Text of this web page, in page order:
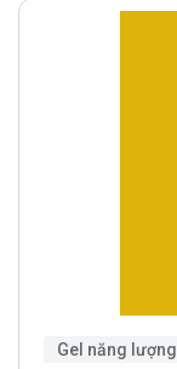
Gel năng lượng